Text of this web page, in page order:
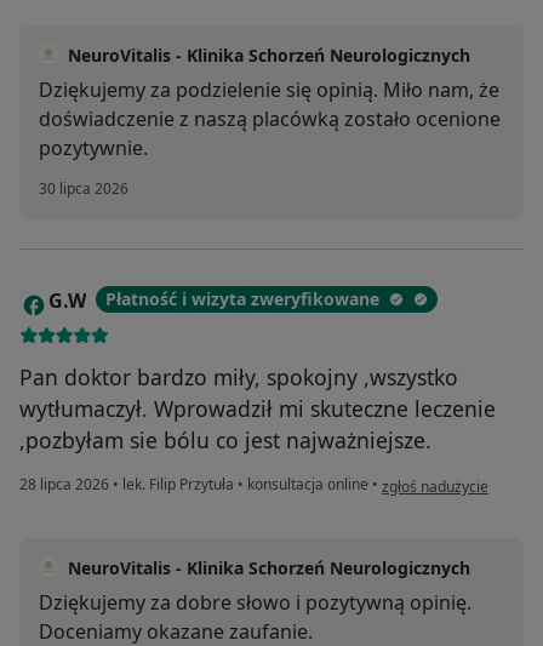
NeuroVitalis - Klinika Schorzeń Neurologicznych
Dziękujemy za podzielenie się opinią. Miło nam, że
doświadczenie z naszą placówką zostało ocenione
pozytywnie.
30 lipca 2026
G G.W Płatność i wizyta zweryfikowane
Pan doktor bardzo miły, spokojny ,wszystko
wytłumaczył. Wprowadził mi skuteczne leczenie
,pozbyłam sie bólu co jest najważniejsze.
28 lipca 2026 • lek. Filip Przytuła • konsultacja online • w opinii użytkownika
zgłoś nadużycie
NeuroVitalis - Klinika Schorzeń Neurologicznych
Dziękujemy za dobre słowo i pozytywną opinię.
Doceniamy okazane zaufanie.